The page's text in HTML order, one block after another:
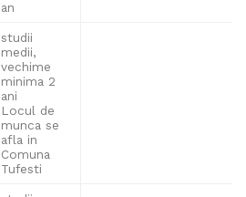
an
studii
medii,
vechime
minima 2
ani
Locul de
munca se
afla in
Comuna
Tufesti